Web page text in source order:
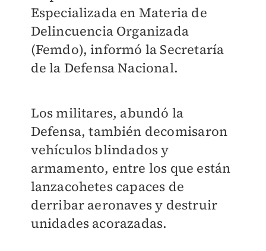
Especializada en Materia de
Delincuencia Organizada
(Femdo), informó la Secretaría
de la Defensa Nacional.
Los militares, abundó la
Defensa, también decomisaron
vehículos blindados y
armamento, entre los que están
lanzacohetes capaces de
derribar aeronaves y destruir
unidades acorazadas.